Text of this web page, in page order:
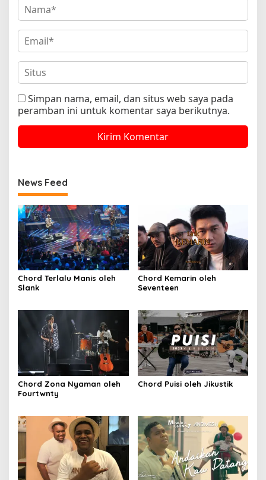
Simpan nama, email, dan situs web saya pada
peramban ini untuk komentar saya berikutnya.
News Feed
Chord Terlalu Manis oleh
Slank
Chord Kemarin oleh
Seventeen
Chord Zona Nyaman oleh
Fourtwnty
Chord Puisi oleh Jikustik